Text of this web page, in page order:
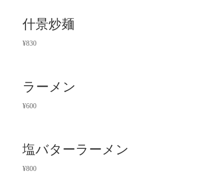
什景炒麺
¥830
ラーメン
¥600
塩バターラーメン
¥800